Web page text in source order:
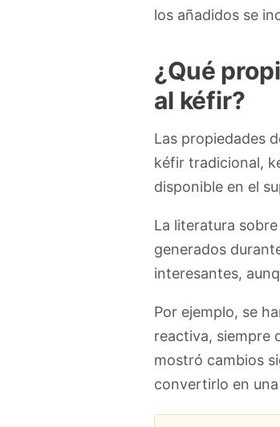
los añadidos se
¿Qué
al kéfir?
Las propiedades
kéfir tradicional,
disponible en el
La literatura
generados
interesantes,
Por ejemplo, se
reactiva, siempre
mostró cambios
convertirlo en